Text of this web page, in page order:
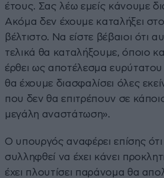
έτους. Σας λέω εμείς κάνουμε
Ακόμα δεν έχουμε καταλήξει στο
βέλτιστο. Να είστε βέβαιοι ότι
τελικά θα καταλήξουμε, όποιο
έρθει ως αποτέλεσμα
θα έχουμε διασφαλίσει όλες
που δεν θα επιτρέπουν σε
μεγάλη αναστάτωση».
Ο υπουργός αναφέρει επίσης
συλληφθεί να έχει κάνει
έχει πλουτίσει παράνομα θα